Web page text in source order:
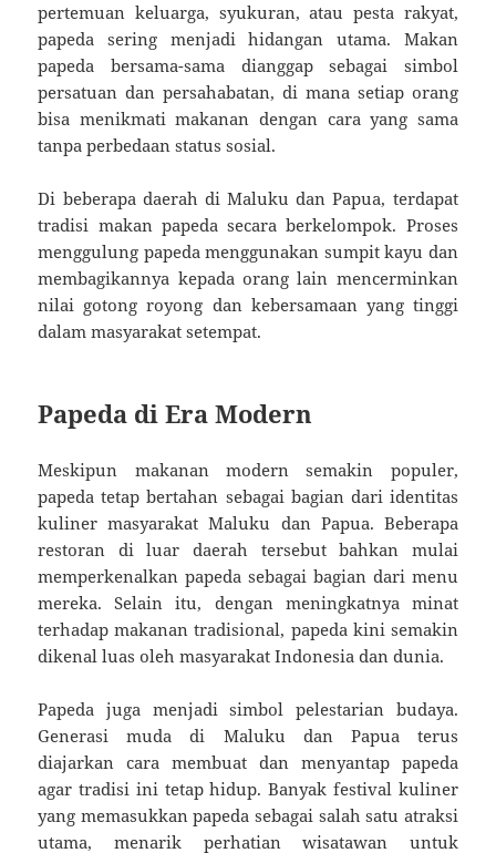
pertemuan keluarga, syukuran, atau pesta rakyat,
papeda sering menjadi hidangan utama. Makan
papeda bersama-sama dianggap sebagai simbol
persatuan dan persahabatan, di mana setiap orang
bisa menikmati makanan dengan cara yang sama
tanpa perbedaan status sosial.
Di beberapa daerah di Maluku dan Papua, terdapat
tradisi makan papeda secara berkelompok. Proses
menggulung papeda menggunakan sumpit kayu dan
membagikannya kepada orang lain mencerminkan
nilai gotong royong dan kebersamaan yang tinggi
dalam masyarakat setempat.
Papeda di Era Modern
Meskipun makanan modern semakin populer,
papeda tetap bertahan sebagai bagian dari identitas
kuliner masyarakat Maluku dan Papua. Beberapa
restoran di luar daerah tersebut bahkan mulai
memperkenalkan papeda sebagai bagian dari menu
mereka. Selain itu, dengan meningkatnya minat
terhadap makanan tradisional, papeda kini semakin
dikenal luas oleh masyarakat Indonesia dan dunia.
Papeda juga menjadi simbol pelestarian budaya.
Generasi muda di Maluku dan Papua terus
diajarkan cara membuat dan menyantap papeda
agar tradisi ini tetap hidup. Banyak festival kuliner
yang memasukkan papeda sebagai salah satu atraksi
utama, menarik perhatian wisatawan untuk